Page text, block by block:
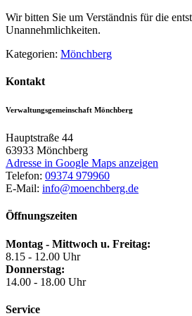
Wir bitten Sie um Verständnis für die
Unannehmlichkeiten.
Kategorien: Mönchberg
Kontakt
Verwaltungsgemeinschaft Mönchberg
Hauptstraße 44
63933 Mönchberg
Adresse in Google Maps anzeigen
Telefon: 09374 979960
E-Mail: info@moenchberg.de
Öffnungszeiten
Montag - Mittwoch u. Freitag:
8.15 - 12.00 Uhr
Donnerstag:
14.00 - 18.00 Uhr
Service